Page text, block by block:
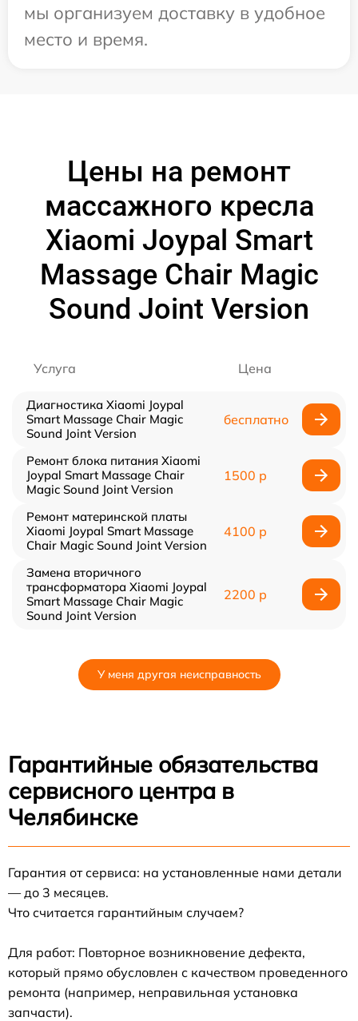
мы организуем доставку в удобное
место и время.
Цены на ремонт
массажного кресла
Xiaomi Joypal Smart
Massage Chair Magic
Sound Joint Version
Услуга Цена
Диагностика Xiaomi Joypal
Smart Massage Chair Magic
Sound Joint Version
бесплатно
Ремонт блока питания Xiaomi
Joypal Smart Massage Chair
Magic Sound Joint Version
1500 р
Ремонт материнской платы
Xiaomi Joypal Smart Massage
Chair Magic Sound Joint Version
4100 р
Замена вторичного
трансформатора Xiaomi Joypal
Smart Massage Chair Magic
Sound Joint Version
2200 р
У меня другая неисправность
Гарантийные обязательства
сервисного центра в
Челябинске
Гарантия от сервиса: на установленные нами детали
— до 3 месяцев.
Что считается гарантийным случаем?
Для работ: Повторное возникновение дефекта,
который прямо обусловлен с качеством проведенного
ремонта (например, неправильная установка
запчасти).